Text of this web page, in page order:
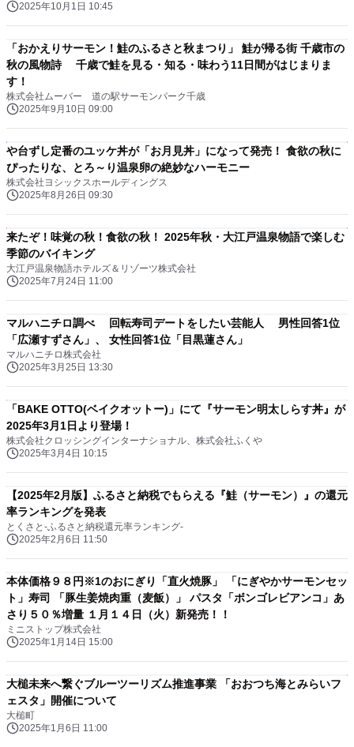
2025年10月1日 10:45
「おかえりサーモン！鮭のふるさと秋まつり」 鮭が帰る街 千歳市の
秋の風物詩 千歳で鮭を見る・知る・味わう11日間がはじまりま
す！
株式会社ムーバー 道の駅サーモンパーク千歳
2025年9月10日 09:00
や台ずし定番のユッケ丼が「お月見丼」になって発売！ 食欲の秋に
ぴったりな、とろ～り温泉卵の絶妙なハーモニー
株式会社ヨシックスホールディングス
2025年8月26日 09:30
来たぞ！味覚の秋！食欲の秋！ 2025年秋・大江戸温泉物語で楽しむ
季節のバイキング
大江戸温泉物語ホテルズ＆リゾーツ株式会社
2025年7月24日 11:00
マルハニチロ調べ 回転寿司デートをしたい芸能人 男性回答1位
「広瀬すずさん」、 女性回答1位「目黒蓮さん」
マルハニチロ株式会社
2025年3月25日 13:30
「BAKE OTTO(ベイクオットー)」にて『サーモン明太しらす丼』が
2025年3月1日より登場！
株式会社クロッシングインターナショナル、株式会社ふくや
2025年3月4日 10:15
【2025年2月版】ふるさと納税でもらえる『鮭（サーモン）』の還元
率ランキングを発表
とくさと-ふるさと納税還元率ランキング-
2025年2月6日 11:50
本体価格９８円※1のおにぎり「直火焼豚」 「にぎやかサーモンセッ
ト」寿司 「豚生姜焼肉重（麦飯）」 パスタ「ボンゴレビアンコ」あ
さり５０％増量 １月１４日（火）新発売！！
ミニストップ株式会社
2025年1月14日 15:00
大槌未来へ繋ぐブルーツーリズム推進事業 「おおつち海とみらいフ
ェスタ」開催について
大槌町
2025年1月6日 11:00